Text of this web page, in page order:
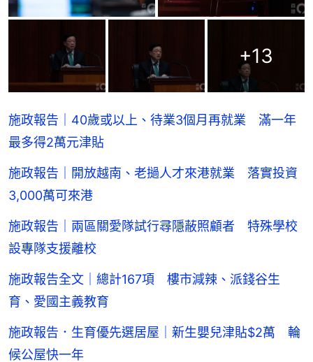
+13
施政報告｜40歲或以上、待業3個月再就業 滿一年
最多得2萬元津貼
施政報告｜開放越南、老撾人才來港就業 落實投資
3,000萬可來港
施政報告｜兩區關愛隊試行尋隱蔽照顧者 特殊學校
設專隊支援離校
施政報告全文｜總計167項 樓市減辣、派錢谷生
育、愛國主義教育
施政報告．生育優先選居屋｜新生嬰兒津貼$2萬 輪
候公屋快一年